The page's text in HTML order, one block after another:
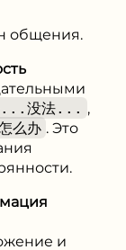
общения.
...没法... ,
么办 . Это
и